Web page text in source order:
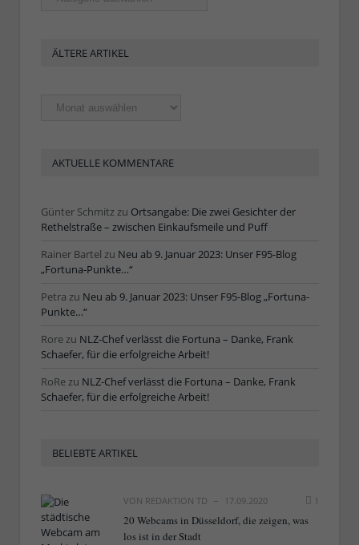
ÄLTERE ARTIKEL
Ältere
Artikel
AKTUELLE KOMMENTARE
Günter Schmitzzu Ortsangabe: Die zwei Gesichter der
Rethelstraße – zwischen Einkaufsmeile und Puff
Rainer Bartel zu Neu ab 9. Januar 2023: Unser F95-Blog
„Fortuna-Punkte…“
Petra zu Neu ab 9. Januar 2023: Unser F95-Blog „Fortuna-
Punkte…“
Rorezu NLZ-Chef verlässt die Fortuna – Danke, Frank
Schaefer, für die erfolgreiche Arbeit!
RoRezu NLZ-Chef verlässt die Fortuna – Danke, Frank
Schaefer, für die erfolgreiche Arbeit!
BELIEBTE ARTIKEL
VON REDAKTION TD 17.09.2020 1
20 Webcams in Düsseldorf, die zeigen, was
los ist in der Stadt